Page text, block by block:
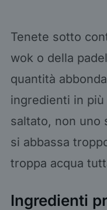
Tenete sotto
wok o della
quantità
ingredienti in
saltato, non uno
si abbassa
troppa acqua
Ingredienti